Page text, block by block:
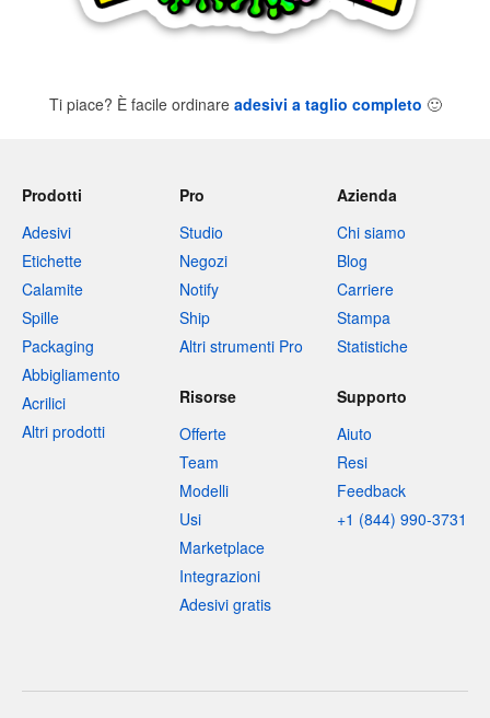
Ti piace? È facile ordinare adesivi a taglio completo 🙂
Prodotti
Adesivi
Etichette
Calamite
Spille
Packaging
Abbigliamento
Acrilici
Altri prodotti
Pro
Studio
Negozi
Notify
Ship
Altri strumenti Pro
Azienda
Chi siamo
Blog
Carriere
Stampa
Statistiche
Risorse
Offerte
Team
Modelli
Usi
Marketplace
Integrazioni
Adesivi gratis
Supporto
Aiuto
Resi
Feedback
+1 (844) 990-3731